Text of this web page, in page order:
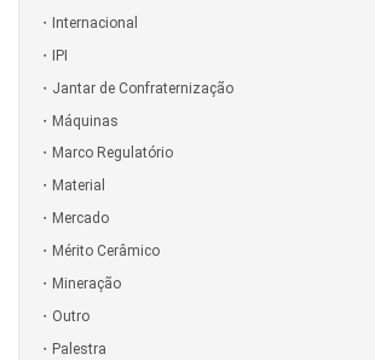
Internacional
IPI
Jantar de Confraternização
Máquinas
Marco Regulatório
Material
Mercado
Mérito Cerâmico
Mineração
Outro
Palestra